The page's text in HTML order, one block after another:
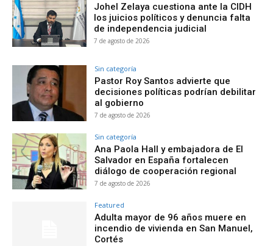
Johel Zelaya cuestiona ante la CIDH
los juicios políticos y denuncia falta
de independencia judicial
7 de agosto de 2026
Sin categoría
Pastor Roy Santos advierte que
decisiones políticas podrían debilitar
al gobierno
7 de agosto de 2026
Sin categoría
Ana Paola Hall y embajadora de El
Salvador en España fortalecen
diálogo de cooperación regional
7 de agosto de 2026
Featured
Adulta mayor de 96 años muere en
incendio de vivienda en San Manuel,
Cortés